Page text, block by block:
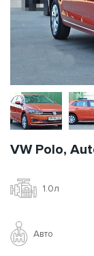
VW Polo,
1.0л
Авто